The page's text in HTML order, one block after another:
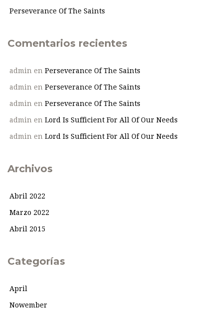
Perseverance Of The Saints
Comentarios recientes
admin en Perseverance Of The Saints
admin en Perseverance Of The Saints
admin en Perseverance Of The Saints
admin en Lord Is Sufficient For All Of Our Needs
admin en Lord Is Sufficient For All Of Our Needs
Archivos
Abril 2022
Marzo 2022
Abril 2015
Categorías
April
Nowember